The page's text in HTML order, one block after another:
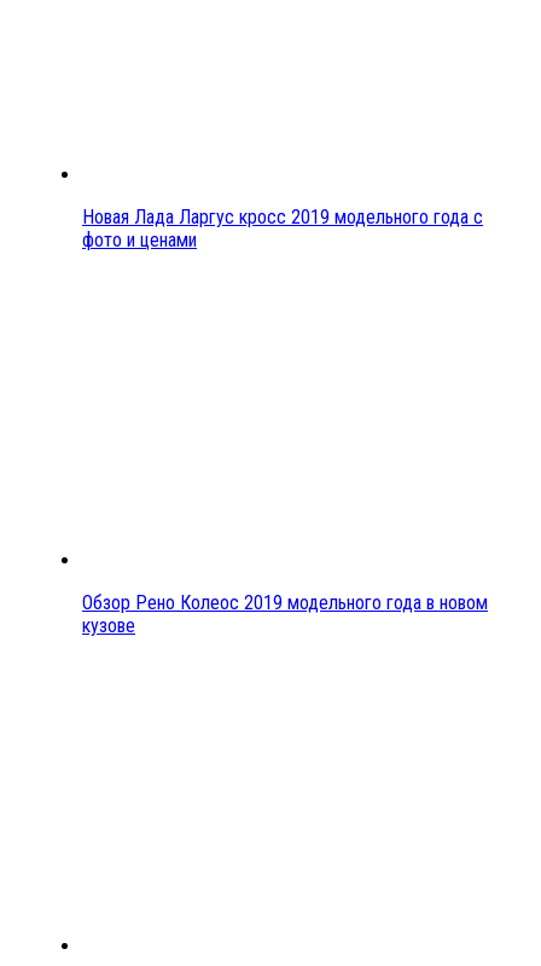
Новая Лада Ларгус кросс 2019 модельного года с
фото и ценами
Обзор Рено Колеос 2019 модельного года в новом
кузове